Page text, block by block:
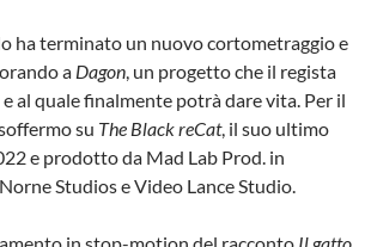
ha terminato un nuovo cortometraggio e
a Dagon, un progetto che il regista
al quale finalmente potrà dare vita. Per il
su The Black reCat, il suo ultimo
e prodotto da Mad Lab Prod. in
Studios e Video Lance Studio.